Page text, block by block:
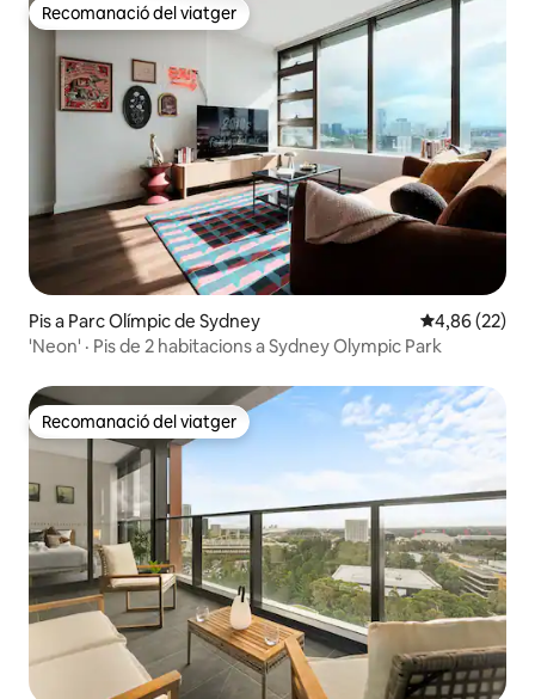
Recomanació del viatger
Recomanació del viatger
Pis a Parc Olímpic de Sydney 4,86 de
4,86 (22)
'Neon' · Pis de 2 habitacions a Sydney Olympic Park
Recomanació del viatger
Recomanació del viatger